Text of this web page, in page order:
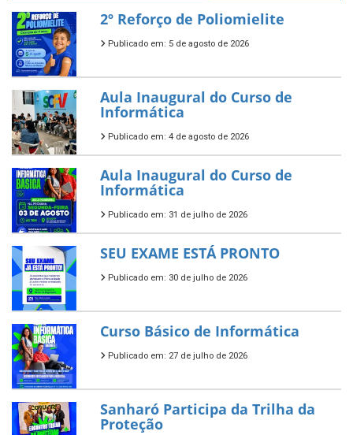
2º Reforço de Poliomielite
Publicado em: 5 de agosto de 2026
Aula Inaugural do Curso de
Informática
Publicado em: 4 de agosto de 2026
Aula Inaugural do Curso de
Informática
Publicado em: 31 de julho de 2026
SEU EXAME ESTÁ PRONTO
Publicado em: 30 de julho de 2026
Curso Básico de Informática
Publicado em: 27 de julho de 2026
Sanharó Participa da Trilha da
Proteção